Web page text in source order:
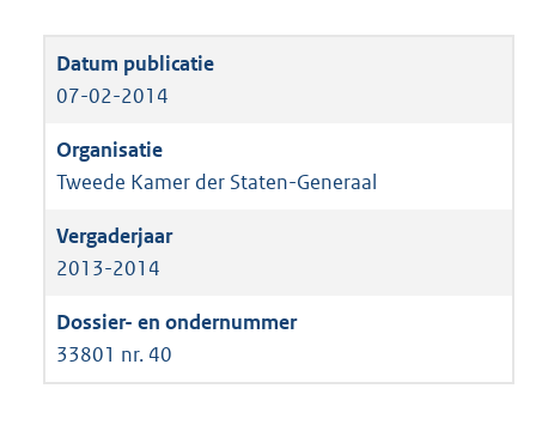
07-02-2014
Tweede Kamer der Staten-Generaal
2013-2014
33801 nr. 40